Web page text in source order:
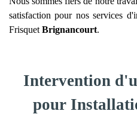
satisfaction pour nos services
Frisquet Brignancourt.
Intervention
pour